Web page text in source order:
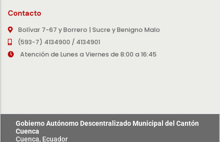
Contacto
Bolívar 7-67 y Borrero | Sucre y Benigno Malo
(593-7) 4134900 / 4134901
Atención de Lunes a Viernes de 8:00 a 16:45
Gobierno Autónomo Descentralizado Municipal del Cantón
Cuenca
Cuenca, Ecuador